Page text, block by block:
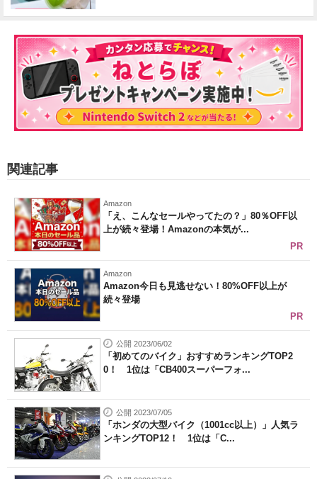
関連記事
Amazon
「え、こんなセールやってたの？」80％OFF以
上が続々登場！Amazonの本気が...
PR
Amazon
Amazon今日も見逃せない！80%OFF以上が
続々登場
PR
公開 2023/06/02
「初めてのバイク」おすすめランキングTOP2
0！ 1位は「CB400スーパーフォ...
公開 2023/07/05
「ホンダの大型バイク（1001cc以上）」人気ラ
ンキングTOP12！ 1位は「C...